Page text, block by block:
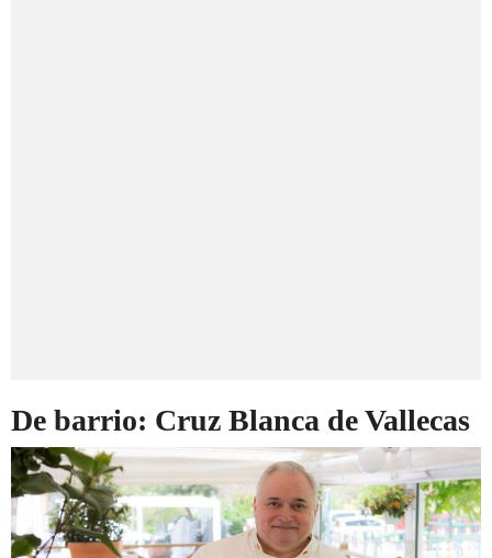
De barrio: Cruz Blanca de Vallecas